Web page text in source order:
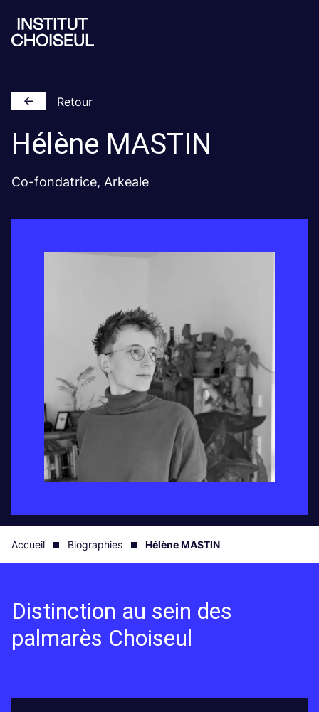
Retour
Hélène MASTIN
Co-fondatrice, Arkeale
Accueil Biographies Hélène MASTIN
Distinction au sein des
palmarès Choiseul